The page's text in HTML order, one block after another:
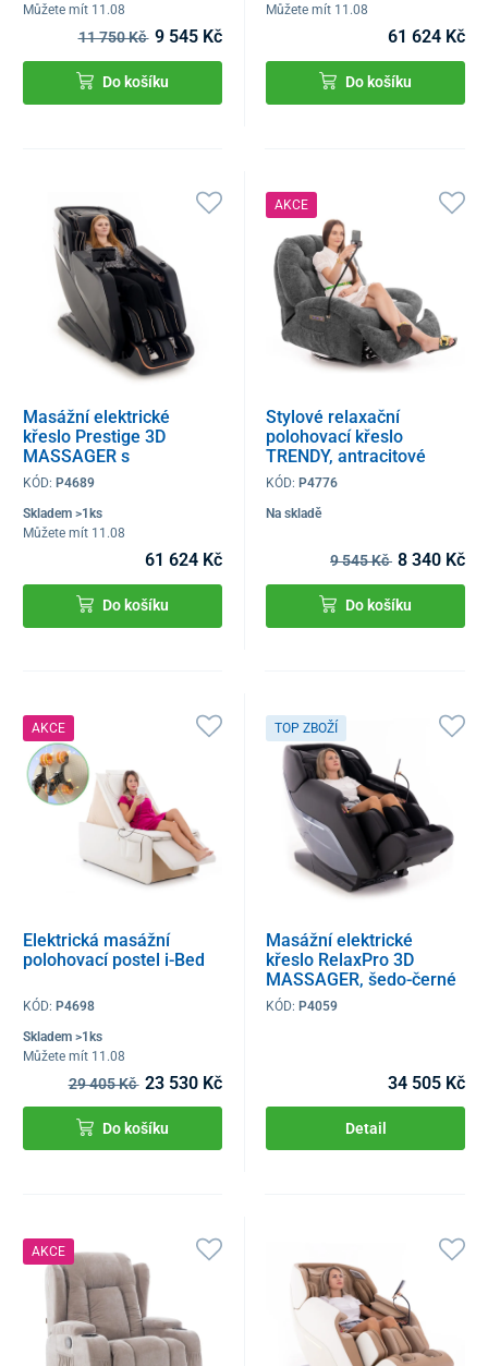
Můžete mít 11.08
11 750 Kč 9 545 Kč
Do košíku
Můžete mít 11.08
61 624 Kč
Do košíku
Masážní elektrické
křeslo Prestige 3D
MASSAGER s
ionizátorem vzduchu,
KÓD: P4689
Skladem >1ks
Můžete mít 11.08
61 624 Kč
Do košíku
AKCE
Stylové relaxační
polohovací křeslo
TRENDY, antracitové
KÓD:P4776
Na skladě
9 545 Kč 8 340 Kč
Do košíku
AKCE
Elektrická masážní
polohovací postel i-Bed
KÓD: P4698
Skladem >1ks
Můžete mít 11.08
29 405 Kč 23 530 Kč
Do košíku
TOP ZBOŽÍ
Masážní elektrické
křeslo RelaxPro 3D
MASSAGER, šedo-černé
KÓD:P4059
34 505 Kč
Detail
AKCE